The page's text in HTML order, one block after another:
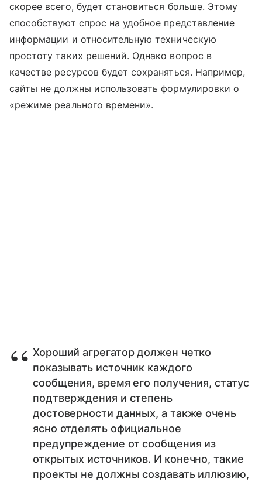
скорее всего, будет становиться больше. Этому
способствуют спрос на удобное представление
информации и относительную техническую
простоту таких решений. Однако вопрос в
качестве ресурсов будет сохраняться. Например,
сайты не должны использовать формулировки о
«режиме реального времени».
Хороший агрегатор должен четко
показывать источник каждого
сообщения, время его получения, статус
подтверждения и степень
достоверности данных, а также очень
ясно отделять официальное
предупреждение от сообщения из
открытых источников. И конечно, такие
проекты не должны создавать иллюзию,